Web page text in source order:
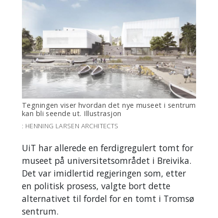
Tegningen viser hvordan det nye museet i sentrum
kan bli seende ut. Illustrasjon
: HENNING LARSEN ARCHITECTS
UiT har allerede en ferdigregulert tomt for
museet på universitetsområdet i Breivika.
Det var imidlertid regjeringen som, etter
en politisk prosess, valgte bort dette
alternativet til fordel for en tomt i Tromsø
sentrum.